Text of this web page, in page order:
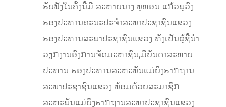
ຮັບຟັງໃນຄັ້ງນີ້ມີ ສະຫາຍນາງ ພູທອນ ແກ້ວພູວົງ
ຮອງປະທານຄະນະປະຈຳສະພາປະຊາຊົນແຂວງ
ຮອງປະທານສະພາປະຊາຊົນແຂວງ ທັງເປັນຜູ້ຊີ້ນໍາ
ວຽກງານອົງການຈັດມະຫາຊົນ,ມີບັນດາສະຫາຍ
ປະທານ-ຮອງປະທານສະຫະພັນແມ່ຍິງຮາກຖານ
ສະພາປະຊາຊົນແຂວງ ພ້ອມດ້ວຍສະມາຊິກ
ສະຫະພັນແມ່ຍິງຮາກຖານສະພາປະຊາຊົນແຂວງ